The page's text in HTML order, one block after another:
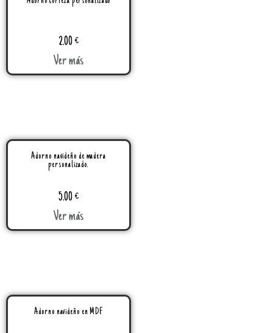
2.00€
Ver más
Adorno navideño de madera
personalizado.
5.00€
Ver más
Adorno navideño en MDF